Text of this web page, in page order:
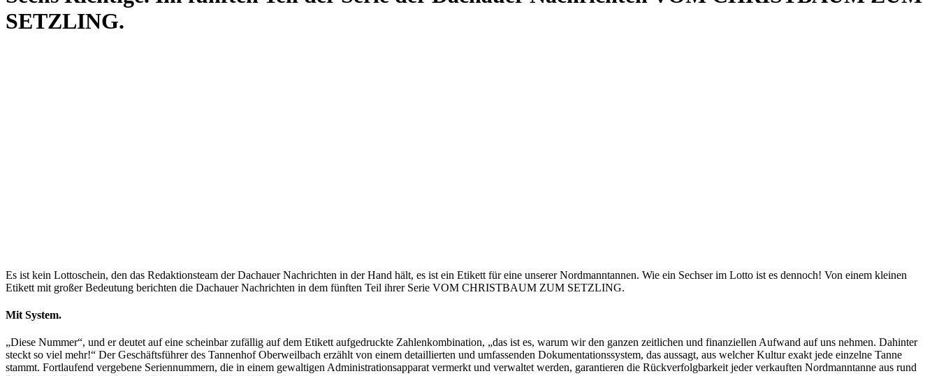
SETZLING.
Es ist kein Lottoschein, den das Redaktionsteam der Dachauer Nachrichten in der Hand hält, es ist ein Etikett für eine unserer Nordmanntannen. Wie ein Sechser im Lotto ist es dennoch! Von einem kleinen
Etikett mit großer Bedeutung berichten die Dachauer Nachrichten in dem fünften Teil ihrer Serie VOM CHRISTBAUM ZUM SETZLING.
Mit System.
„Diese Nummer“, und er deutet auf eine scheinbar zufällig auf dem Etikett aufgedruckte Zahlenkombination, „das ist es, warum wir den ganzen zeitlichen und finanziellen Aufwand auf uns nehmen. Dahinter
steckt so viel mehr!“ Der Geschäftsführer des Tannenhof Oberweilbach erzählt von einem detaillierten und umfassenden Dokumentationssystem, das aussagt, aus welcher Kultur exakt jede einzelne Tanne
stammt. Fortlaufend vergebene Seriennummern, die in einem gewaltigen Administrationsapparat vermerkt und verwaltet werden, garantieren die Rückverfolgbarkeit jeder verkauften Nordmanntanne aus rund